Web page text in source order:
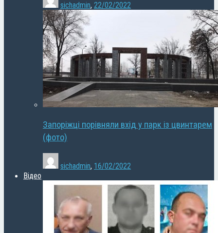
sichadmin, 22/02/2022
Запоріжці порівняли вхід у парк із цвинтарем
(фото)
sichadmin, 16/02/2022
Відео